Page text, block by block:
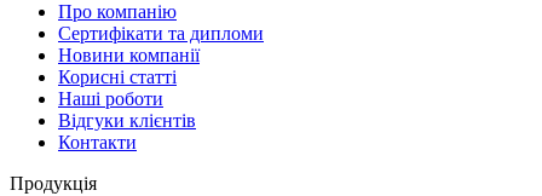
Про компанію
Сертифікати та дипломи
Новини компанії
Корисні статті
Наші роботи
Відгуки клієнтів
Контакти
Продукція